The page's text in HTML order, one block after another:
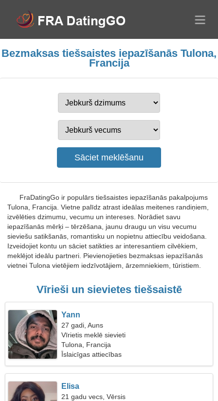
Bezmaksas tiešsaistes iepazīšanās Tulona,
Francija
FraDatingGo ir populārs tiešsaistes iepazīšanās pakalpojums
Tulona, Francija. Vietne palīdz atrast ideālas meitenes randiņiem,
izvēlēties dzimumu, vecumu un intereses. Norādiet savu
iepazīšanās mērķi – tērzēšana, jaunu draugu un visu vecumu
sieviešu satikšanās, romantisku un nopietnu attiecību veidošana.
Izveidojiet kontu un sāciet satikties ar interesantiem cilvēkiem,
meklējot ideālu partneri. Pievienojieties bezmaksas iepazīšanās
vietnei Tulona vietējiem iedzīvotājiem, ārzemniekiem, tūristiem.
Vīrieši un sievietes tiešsaistē
Yann
27 gadi, Auns
Vīrietis meklē sievieti
Tulona, Francija
Īslaicīgas attiecības
Elisa
21 gadu vecs, Vērsis